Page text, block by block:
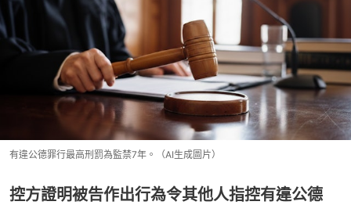
有違公德罪行最高刑罰為監禁7年。（AI生成圖片）
控方證明被告作出行為令其他人指控有違公德